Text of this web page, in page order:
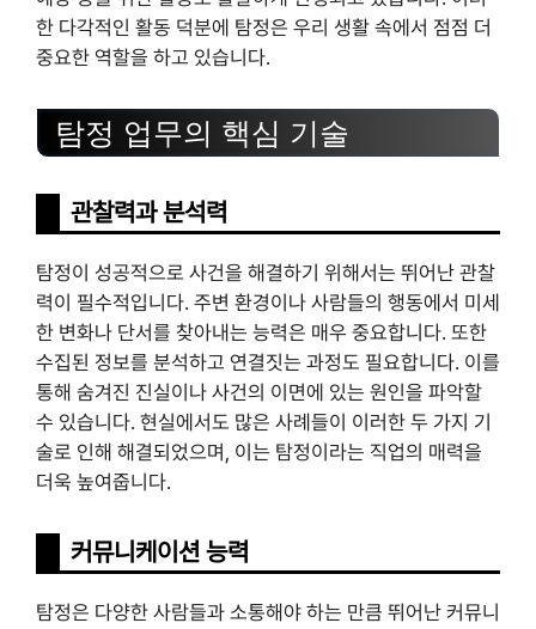
한 다각적인 활동 덕분에 탐정은 우리 생활 속에서 점점 더
중요한 역할을 하고 있습니다.
탐정 업무의 핵심 기술
관찰력과 분석력
탐정이 성공적으로 사건을 해결하기 위해서는 뛰어난 관찰
력이 필수적입니다. 주변 환경이나 사람들의 행동에서 미세
한 변화나 단서를 찾아내는 능력은 매우 중요합니다. 또한
수집된 정보를 분석하고 연결짓는 과정도 필요합니다. 이를
통해 숨겨진 진실이나 사건의 이면에 있는 원인을 파악할
수 있습니다. 현실에서도 많은 사례들이 이러한 두 가지 기
술로 인해 해결되었으며, 이는 탐정이라는 직업의 매력을
더욱 높여줍니다.
커뮤니케이션 능력
탐정은 다양한 사람들과 소통해야 하는 만큼 뛰어난 커뮤니